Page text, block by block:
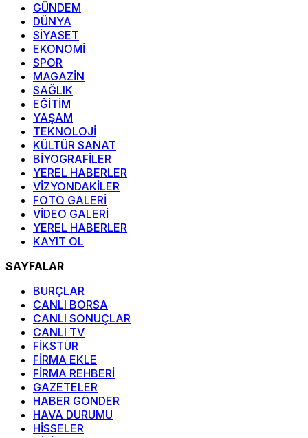
GÜNDEM
DÜNYA
SİYASET
EKONOMİ
SPOR
MAGAZİN
SAĞLIK
EĞİTİM
YAŞAM
TEKNOLOJİ
KÜLTÜR SANAT
BİYOGRAFİLER
YEREL HABERLER
VİZYONDAKİLER
FOTO GALERİ
VİDEO GALERİ
YEREL HABERLER
KAYIT OL
SAYFALAR
BURÇLAR
CANLI BORSA
CANLI SONUÇLAR
CANLI TV
FİKSTÜR
FİRMA EKLE
FİRMA REHBERİ
GAZETELER
HABER GÖNDER
HAVA DURUMU
HİSSELER